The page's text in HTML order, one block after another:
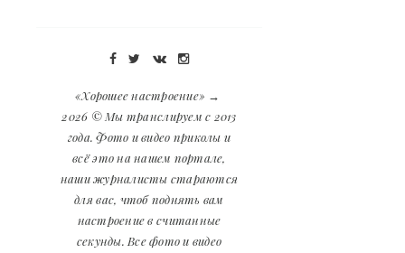
«Хорошее настроение» →
2026 © Мы транслируем с 2013
года. Фото и видео приколы и
всё это на нашем портале,
наши журналисты стараются
для вас, чтоб поднять вам
настроение в считанные
секунды. Все фото и видео